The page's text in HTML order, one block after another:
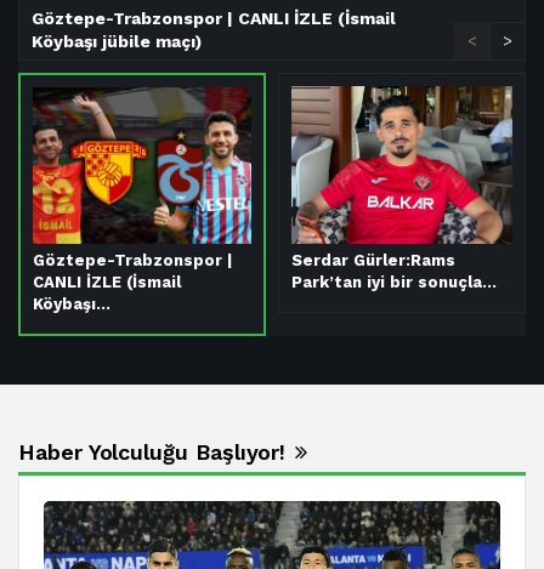
Göztepe-Trabzonspor | CANLI İZLE (İsmail
Köybaşı jübile maçı)
Göztepe-Trabzonspor |
CANLI İZLE (İsmail
Köybaşı…
Serdar Gürler:Rams
Park’tan iyi bir sonuçla…
< >
Haber Yolculuğu Başlıyor!